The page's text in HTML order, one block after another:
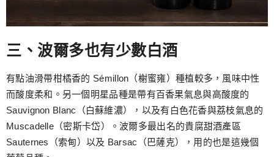
三、波爾多也有少數白酒
有點油滑帶柑橘香的 Sémillon（榭蜜雍）種植較多，風味中性
而酸度柔和。另一個明星品種是帶有百香果氣息與高酸度的
Sauvignon Blanc（白蘇維濃），以及有白色花香與荔枝氣息的
Muscadelle（密斯卡岱）。波爾多最出名的貴腐甜酒產區
Sauternes（索甸）以及 Barsac（巴薩克），用的也是這幾個